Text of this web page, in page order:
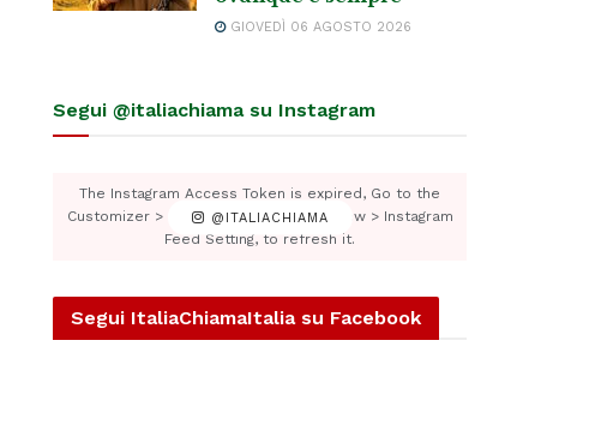
GIOVEDÌ 06 AGOSTO 2026
Segui @italiachiama su Instagram
@ITALIACHIAMA
The Instagram Access Token is expired, Go to the
Customizer > JNews : Social, Like & View > Instagram
Feed Setting, to refresh it.
Segui ItaliaChiamaItalia su Facebook